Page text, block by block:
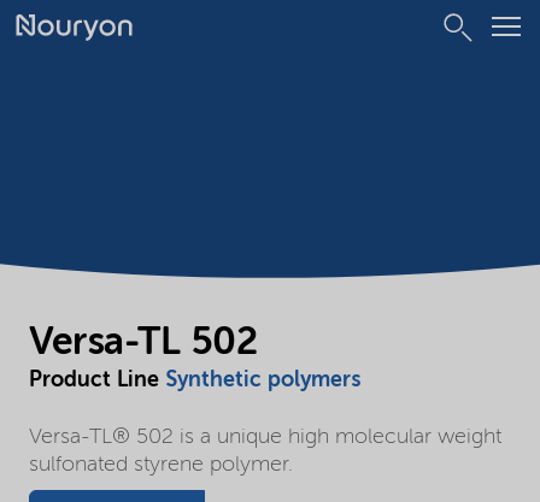
Versa-TL 502
Product Line Synthetic polymers
Versa-TL® 502 is a unique high molecular weight
sulfonated styrene polymer.